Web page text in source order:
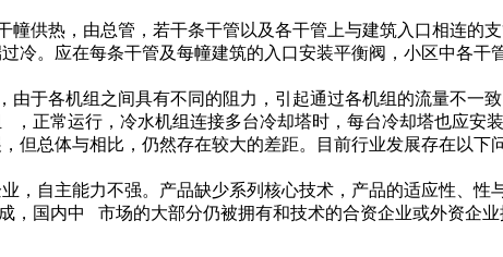
热，由总管，若干条干管以及各干管上与建筑入口相连的
冷。应在每条干管及每幢建筑的入口安装平衡阀，小区中各干
于各机组之间具有不同的阻力，引起通过各机组的流量不一
正常运行，冷水机组连接多台冷却塔时，每台冷却塔也应安装
总体与相比，仍然存在较大的差距。目前行业发展存在以下
自主能力不强。产品缺少系列核心技术，产品的适应性、性
，国内中 市场的大部分仍被拥有和技术的合资企业或外资企